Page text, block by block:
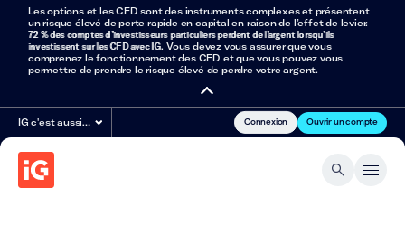
Les options et les CFD sont des instruments complexes et présentent
un risque élevé de perte rapide en capital en raison de l’effet de levier.
72 % des comptes d’investisseurs particuliers perdent de l’argent lorsqu’ils
investissent sur les CFD avec IG. Vous devez vous assurer que vous
comprenez le fonctionnement des CFD et que vous pouvez vous
permettre de prendre le risque élevé de perdre votre argent.
IG c'est aussi… Connexion Ouvrir un compte